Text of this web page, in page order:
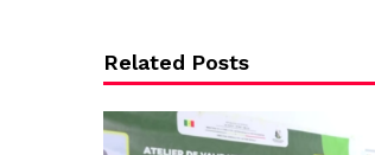
Related Posts